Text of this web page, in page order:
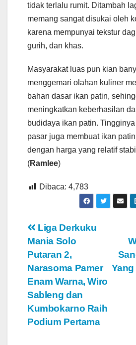
tidak terlalu rumit. Ditambah
memang sangat disukai oleh
karena mempunyai tekstur
gurih, dan khas.
Masyarakat luas pun kian
menggemari olahan kuliner
bahan dasar ikan patin,
meningkatkan keberhasilan
budidaya ikan patin.
pasar juga membuat ikan
dengan harga yang relatif
(Ramlee)
Dibaca: 4,783
Navigasi
pos
Liga Derkuku
Mania Solo
Putaran 2,
Narasoma Pamer
Enam Warna, Wiro
Sableng dan
Kumbokarno Raih
Podium Pertama